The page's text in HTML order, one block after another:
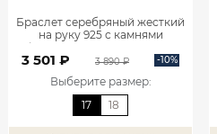
Браслет серебряный жесткий
на руку 925 с камнями
фианитами 2920204-00775
3 501 ₽ 3 890 ₽ -10%
Выберите размер:
17
18